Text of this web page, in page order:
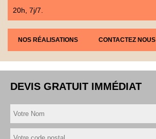
20h, 7j/7.
NOS RÉALISATIONS CONTACTEZ NOUS
DEVIS GRATUIT IMMÉDIAT